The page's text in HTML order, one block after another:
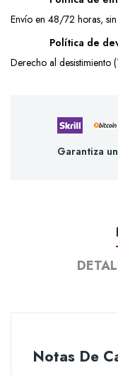
Envío en 48/72 horas,
Política de
Derecho al desistimiento
Garantiza
Notas De